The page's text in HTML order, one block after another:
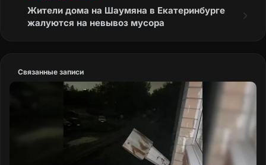
Жители дома на Шаумяна в Екатеринбурге
жалуются на невывоз мусора
Связанные записи